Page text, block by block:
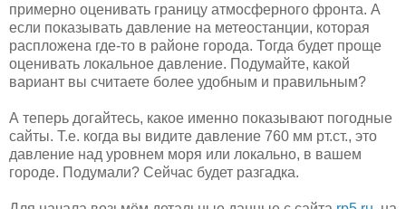
примерно оценивать границу атмосферного фронта. А
если показывать давление на метеостанции, которая
распложена где-то в районе города. Тогда будет проще
оценивать локальное давление. Подумайте, какой
вариант вы считаете более удобным и правильным?
А теперь догайтесь, какое именно показывают погодные
сайты. Т.е. когда вы видите давление 760 мм рт.ст., это
давление над уровнем моря или локально, в вашем
городе. Подумали? Сейчас будет разгадка.